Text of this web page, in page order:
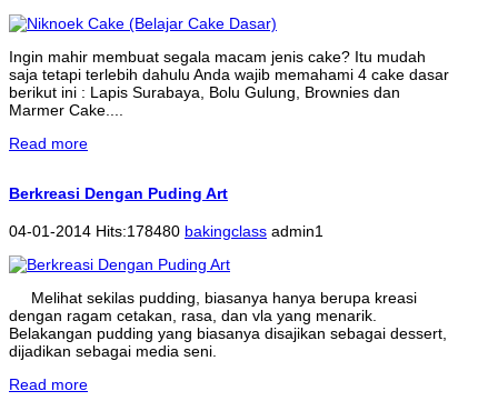
Ingin mahir membuat segala macam jenis cake? Itu mudah
saja tetapi terlebih dahulu Anda wajib memahami 4 cake dasar
berikut ini : Lapis Surabaya, Bolu Gulung, Brownies dan
Marmer Cake....
Read more
Berkreasi Dengan Puding Art
04-01-2014 Hits:178480 bakingclass admin1
Melihat sekilas pudding, biasanya hanya berupa kreasi
dengan ragam cetakan, rasa, dan vla yang menarik.
Belakangan pudding yang biasanya disajikan sebagai dessert,
dijadikan sebagai media seni.
Read more